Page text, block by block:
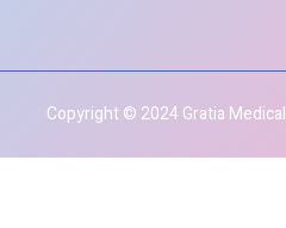
Copyright © 2024 Gratia